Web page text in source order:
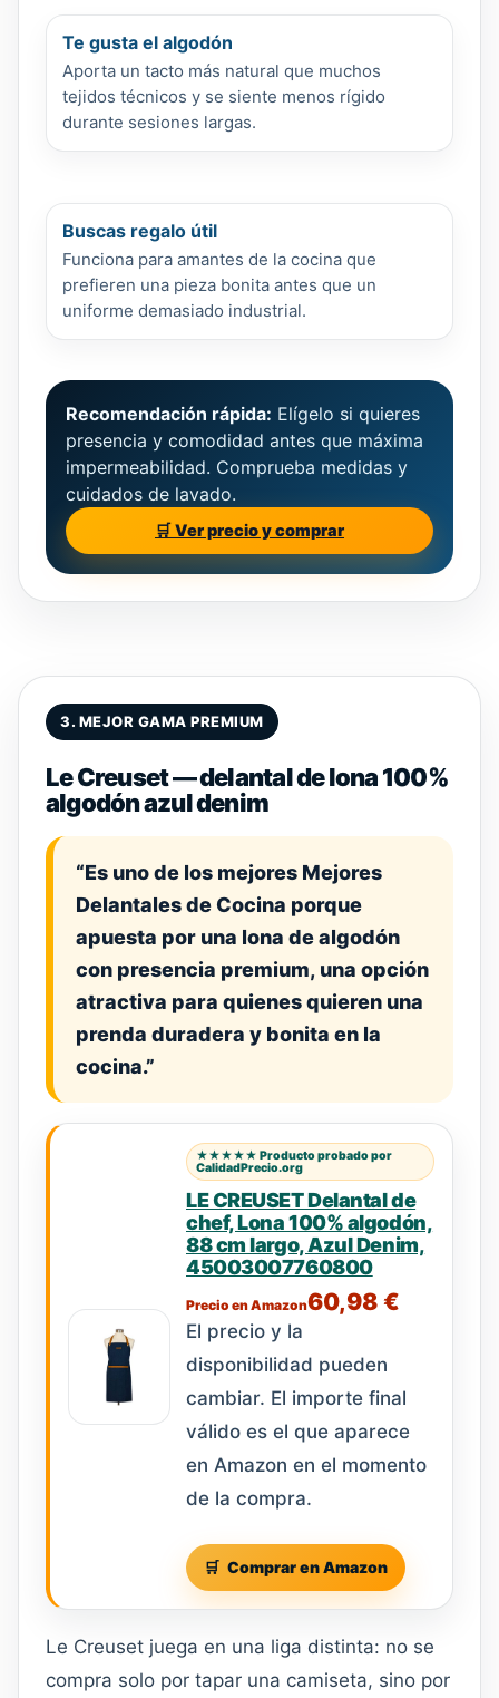
Te gusta el algodón
Aporta un tacto más natural que muchos
tejidos técnicos y se siente menos rígido
durante sesiones largas.
Buscas regalo útil
Funciona para amantes de la cocina que
prefieren una pieza bonita antes que un
uniforme demasiado industrial.
Recomendación rápida: Elígelo si quieres
presencia y comodidad antes que máxima
impermeabilidad. Comprueba medidas y
cuidados de lavado.
🛒 Ver precio y comprar
3. MEJOR GAMA PREMIUM
Le Creuset — delantal de lona 100%
algodón azul denim
“Es uno de los mejores Mejores
Delantales de Cocina porque
apuesta por una lona de algodón
con presencia premium, una opción
atractiva para quienes quieren una
prenda duradera y bonita en la
cocina.”
★★★★★ Producto probado por
CalidadPrecio.org
LE CREUSET Delantal de
chef, Lona 100% algodón,
88 cm largo, Azul Denim,
45003007760800
Precio en Amazon60,98 €
El precio y la
disponibilidad pueden
cambiar. El importe final
válido es el que aparece
en Amazon en el momento
de la compra.
Comprar en Amazon
Le Creuset juega en una liga distinta: no se
compra solo por tapar una camiseta, sino por